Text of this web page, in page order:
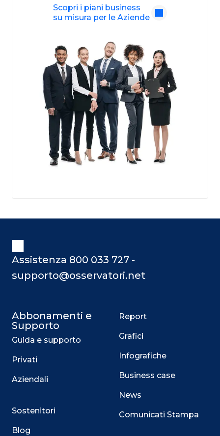
Scopri i piani business
su misura per le Aziende
Assistenza 800 033 727 -
supporto@osservatori.net
Abbonamenti e
Supporto
Guida e supporto
Privati
Aziendali
Sostenitori
Blog
Report
Grafici
Infografiche
Business case
News
Comunicati Stampa